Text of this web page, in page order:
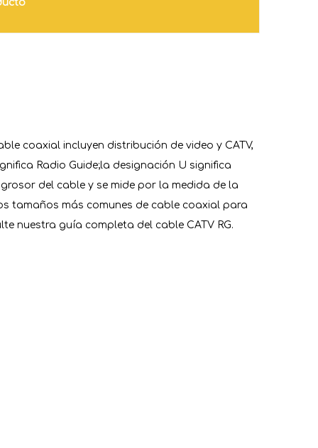
coaxial incluyen distribución de video y CATV,
Radio Guide;la designación U significa
del cable y se mide por la medida de la
tamaños más comunes de cable coaxial para
nuestra guía completa del cable CATV RG.